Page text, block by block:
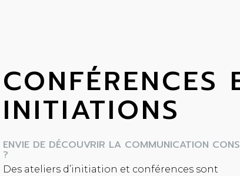
CONFÉRENCES
INITIATIONS
ENVIE DE DÉCOUVRIR LA COMMUNICATION
?
Des ateliers d’initiation et conférences sont